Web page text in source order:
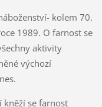
kolem 70.
1989. O farnost se
aktivity
výchozí
se farnost